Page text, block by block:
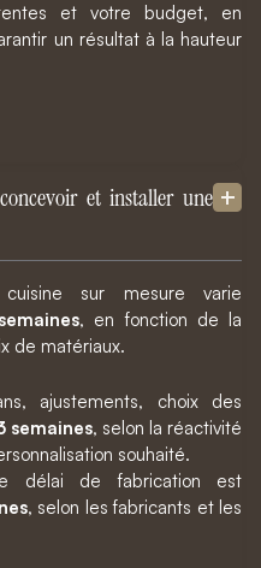
et votre budget, en
un résultat à la hauteur
et installer une
sur mesure varie
, en fonction de la
de matériaux.
ajustements, choix des
semaines, selon la réactivité
souhaité.
délai de fabrication est
, selon les fabricants et les